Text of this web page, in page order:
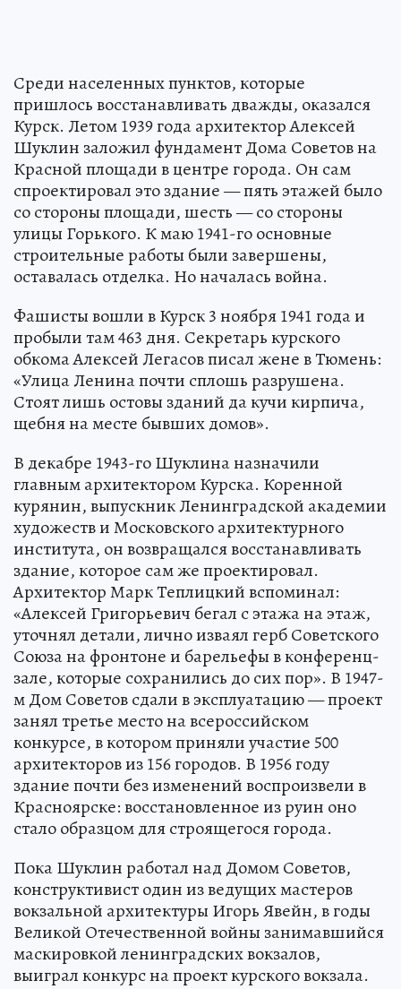
Среди населенных пунктов, которые
пришлось восстанавливать дважды, оказался
Курск. Летом 1939 года архитектор Алексей
Шуклин заложил фундамент Дома Советов на
Красной площади в центре города. Он сам
спроектировал это здание — пять этажей было
со стороны площади, шесть — со стороны
улицы Горького. К маю 1941-го основные
строительные работы были завершены,
оставалась отделка. Но началась война.
Фашисты вошли в Курск 3 ноября 1941 года и
пробыли там 463 дня. Секретарь курского
обкома Алексей Легасов писал жене в Тюмень:
«Улица Ленина почти сплошь разрушена.
Стоят лишь остовы зданий да кучи кирпича,
щебня на месте бывших домов».
В декабре 1943-го Шуклина назначили
главным архитектором Курска. Коренной
курянин, выпускник Ленинградской академии
художеств и Московского архитектурного
института, он возвращался восстанавливать
здание, которое сам же проектировал.
Архитектор Марк Теплицкий вспоминал:
«Алексей Григорьевич бегал с этажа на этаж,
уточнял детали, лично изваял герб Советского
Союза на фронтоне и барельефы в конференц-
зале, которые сохранились до сих пор». В 1947-
м Дом Советов сдали в эксплуатацию — проект
занял третье место на всероссийском
конкурсе, в котором приняли участие 500
архитекторов из 156 городов. В 1956 году
здание почти без изменений воспроизвели в
Красноярске: восстановленное из руин оно
стало образцом для строящегося города.
Пока Шуклин работал над Домом Советов,
конструктивист один из ведущих мастеров
вокзальной архитектуры Игорь Явейн, в годы
Великой Отечественной войны занимавшийся
маскировкой ленинградских вокзалов,
выиграл конкурс на проект курского вокзала.